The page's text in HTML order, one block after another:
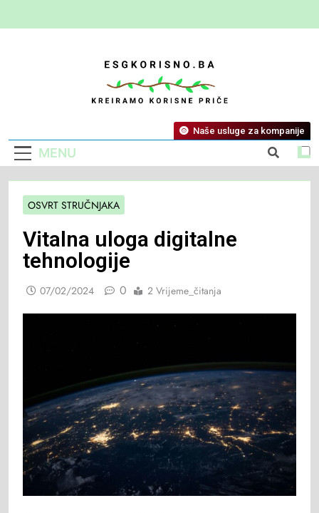
ESG Korisno
Kreiramo Korisne Priče
MENU
Naše usluge za kompanije
OSVRT STRUČNJAKA
Vitalna uloga digitalne
tehnologije
07/02/2024 0 2 Vrijeme_čitanja